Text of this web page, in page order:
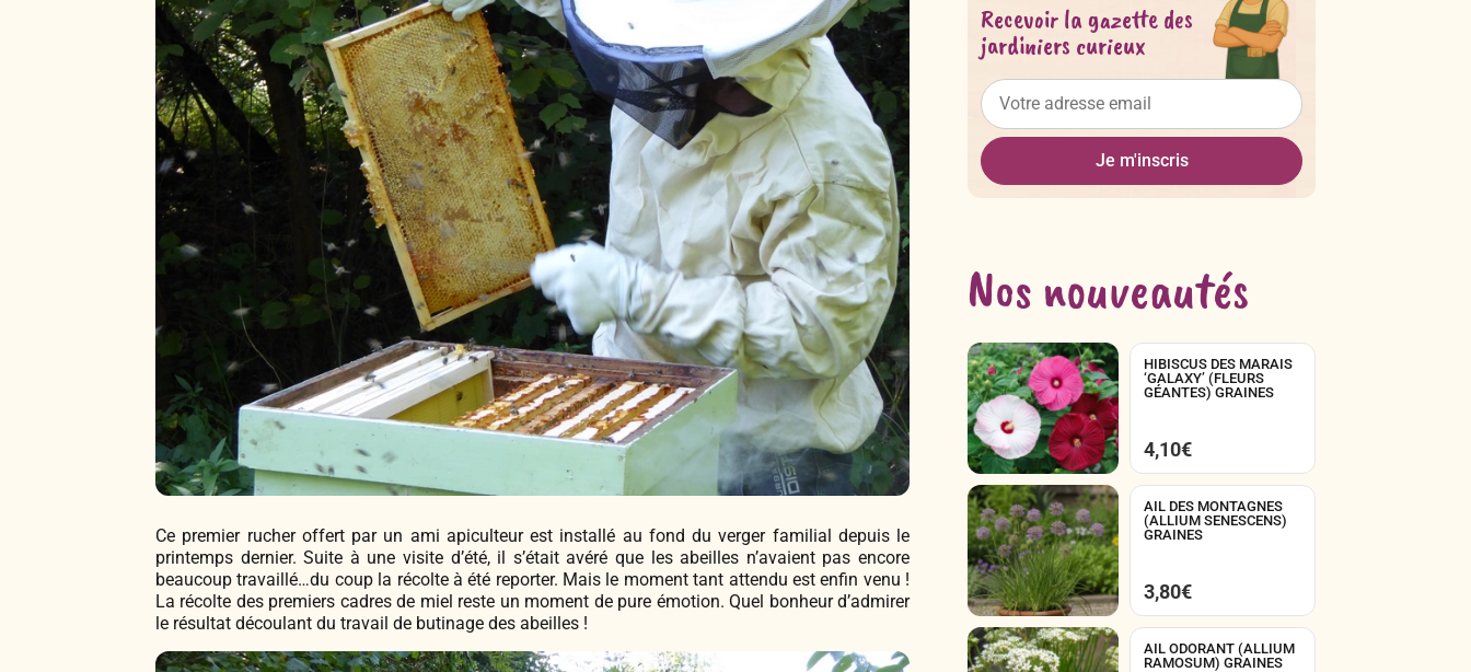
Ce premier rucher offert par un ami apiculteur est installé au fond du verger familial depuis le
printemps dernier. Suite à une visite d’été, il s’était avéré que les abeilles n’avaient pas encore
beaucoup travaillé…du coup la récolte à été reporter. Mais le moment tant attendu est enfin venu !
La récolte des premiers cadres de miel reste un moment de pure émotion. Quel bonheur d’admirer
le résultat découlant du travail de butinage des abeilles !
Recevoir la gazette des
jardiniers curieux
Je m'inscris
Nos nouveautés
HIBISCUS DES MARAIS
‘GALAXY’ (FLEURS
GÉANTES) GRAINES
4,10€
AIL DES MONTAGNES
(ALLIUM SENESCENS)
GRAINES
3,80€
AIL ODORANT (ALLIUM
RAMOSUM) GRAINES